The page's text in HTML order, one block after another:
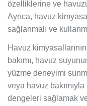
özelliklerine ve
Ayrıca, havuz
sağlanmalı ve
Havuz
bakımı, havuz
yüzme deneyimi
veya havuz
dengeleri sağlamak